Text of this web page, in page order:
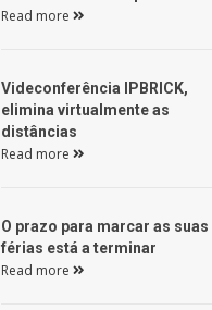
Read more
Videconferência IPBRICK,
elimina virtualmente as
distâncias
Read more
O prazo para marcar as suas
férias está a terminar
Read more